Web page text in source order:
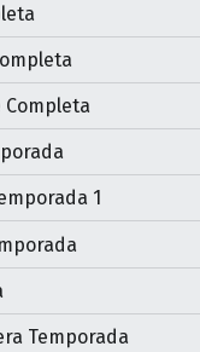
Completa
1
Temporada